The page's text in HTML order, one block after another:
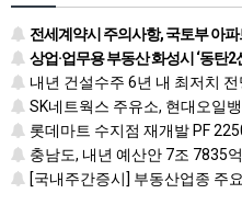
전세계약시 주의사항, 국토부 아파트 부동산 실거래가
상업·업무용 부동산 화성시 ‘동탄2신도시
내년 건설수주 6년 내 최저치
SK네트웍스 주유소, 현대오일뱅크 간판
롯데마트 수지점 재개발 PF
충남도, 내년 예산안 7조 7835
[국내주간증시] 부동산업종 주요 종목 한국자산신탁 -